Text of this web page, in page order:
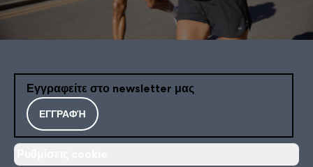
Εγγραφείτε στο newsletter μας
ΕΓΓΡΑΦΉ